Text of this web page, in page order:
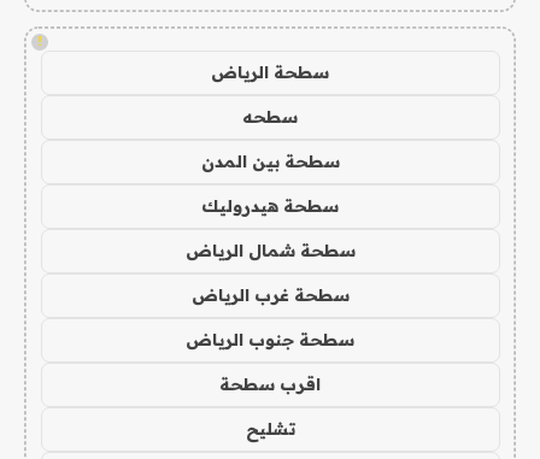
!
سطحة الرياض
سطحه
سطحة بين المدن
سطحة هيدروليك
سطحة شمال الرياض
سطحة غرب الرياض
سطحة جنوب الرياض
اقرب سطحة
تشليح